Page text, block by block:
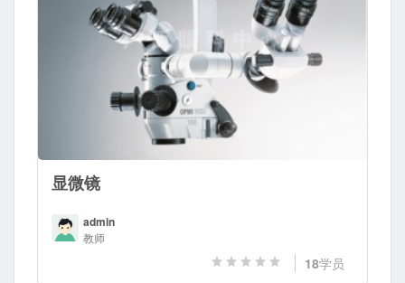
显微镜
admin
教师
18学员